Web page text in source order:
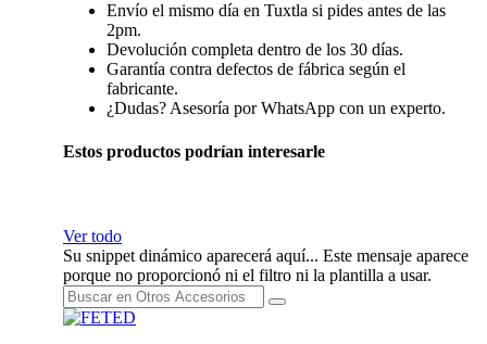
Envío el mismo día en Tuxtla si pides antes de las
2pm.
Devolución completa dentro de los 30 días.
Garantía contra defectos de fábrica según el
fabricante.
¿Dudas? Asesoría por WhatsApp con un experto.
Estos productos podrían interesarle
Ver todo
Su snippet dinámico aparecerá aquí... Este mensaje aparece
porque no proporcionó ni el filtro ni la plantilla a usar.